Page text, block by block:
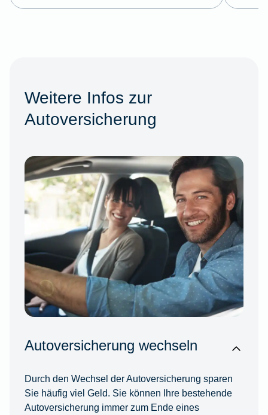
Weitere Infos zur
Autoversicherung
Autoversicherung wechseln
Durch den Wechsel der Autoversicherung sparen
Sie häufig viel Geld. Sie können Ihre bestehende
Autoversicherung immer zum Ende eines